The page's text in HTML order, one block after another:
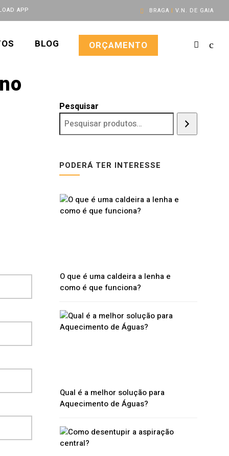
BRAGA | V.N. DE GAIA
APP
BLOG ORÇAMENTO
Pesquisar
PODERÁ TER INTERESSE
O que é uma caldeira a lenha e
como é que funciona?
Qual é a melhor solução para
Aquecimento de Águas?